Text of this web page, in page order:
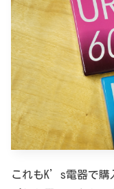
これもK’s電器で購